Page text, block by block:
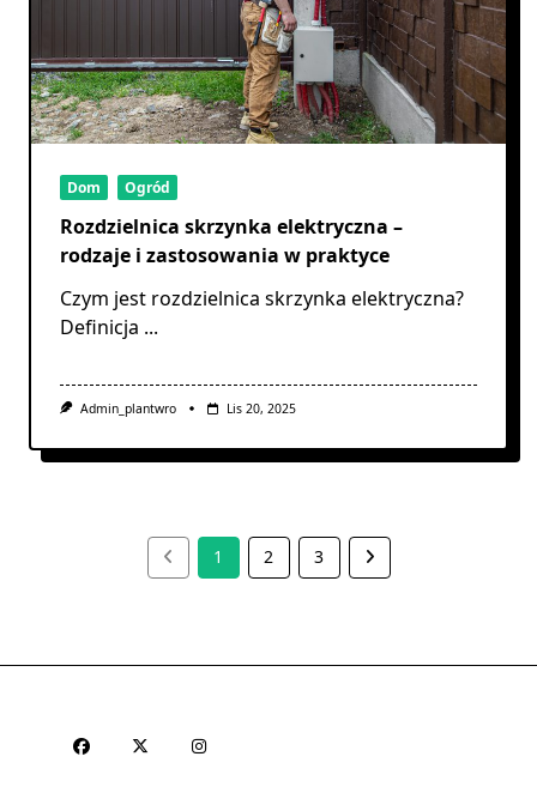
Dom Ogród
Rozdzielnica skrzynka elektryczna –
rodzaje i zastosowania w praktyce
Czym jest rozdzielnica skrzynka elektryczna?
Definicja ...
Admin_plantwro Lis 20, 2025
1 2 3